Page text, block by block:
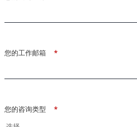
*
您的工作邮箱
*
您的咨询类型